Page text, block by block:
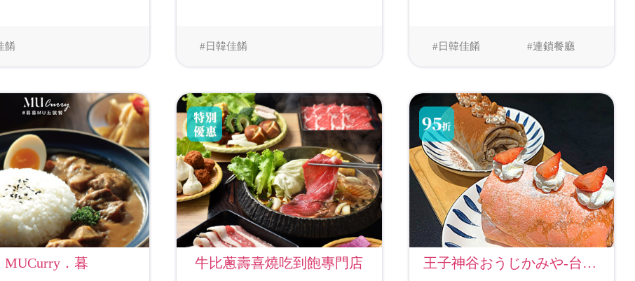
餚 #日韓佳餚 #日韓佳餚 #連鎖餐廳
MUCurry．暮 牛比蔥壽喜燒吃到飽專門店 王子神谷おうじかみや-台北店